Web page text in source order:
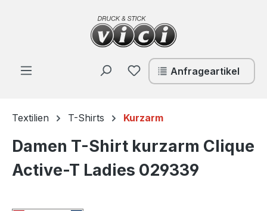
Zum Hauptinhalt springen
Du hast 0 Produkte auf
Anfrageartikel
Textilien T-Shirts Kurzarm
Damen T-Shirt kurzarm Clique
Active-T Ladies 029339